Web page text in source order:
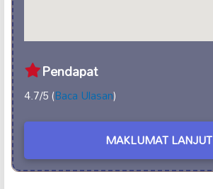
Pendapat
4.7/5 (Baca Ulasan)
MAKLUMAT LANJUT